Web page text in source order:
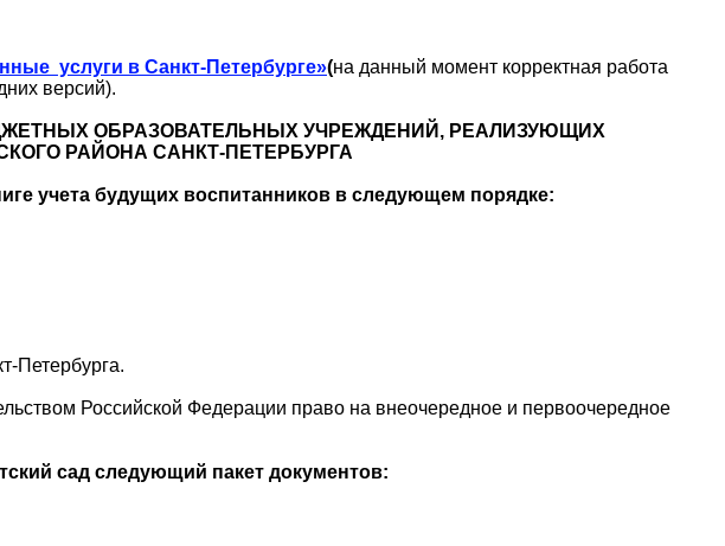
услуги в Санкт-Петербурге»(на данный момент корректная работа
версий).
ОБРАЗОВАТЕЛЬНЫХ УЧРЕЖДЕНИЙ, РЕАЛИЗУЮЩИХ
РАЙОНА САНКТ-ПЕТЕРБУРГА
учета будущих воспитанников в следующем порядке:
Петербурга.
Российской Федерации право на внеочередное и первоочередное
сад следующий пакет документов: